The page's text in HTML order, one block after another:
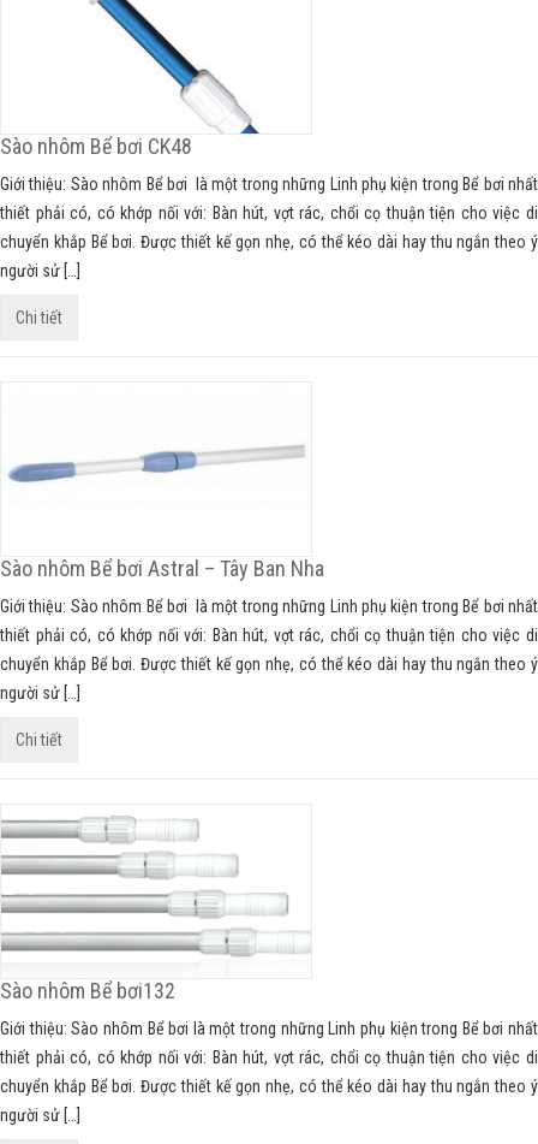
Sào nhôm Bể bơi CK48
Giới thiệu: Sào nhôm Bể bơi là một trong những Linh phụ kiện trong Bể bơi nhất
thiết phải có, có khớp nối với: Bàn hút, vợt rác, chổi cọ thuận tiện cho việc di
chuyển khắp Bể bơi. Được thiết kế gọn nhẹ, có thể kéo dài hay thu ngắn theo ý
người sử […]
Chi tiết
Sào nhôm Bể bơi Astral – Tây Ban Nha
Giới thiệu: Sào nhôm Bể bơi là một trong những Linh phụ kiện trong Bể bơi nhất
thiết phải có, có khớp nối với: Bàn hút, vợt rác, chổi cọ thuận tiện cho việc di
chuyển khắp Bể bơi. Được thiết kế gọn nhẹ, có thể kéo dài hay thu ngắn theo ý
người sử […]
Chi tiết
Sào nhôm Bể bơi132
Giới thiệu: Sào nhôm Bể bơi là một trong những Linh phụ kiện trong Bể bơi nhất
thiết phải có, có khớp nối với: Bàn hút, vợt rác, chổi cọ thuận tiện cho việc di
chuyển khắp Bể bơi. Được thiết kế gọn nhẹ, có thể kéo dài hay thu ngắn theo ý
người sử […]